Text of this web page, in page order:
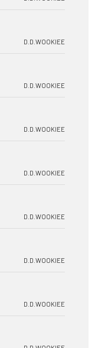
D.D.WOOKIEE
D.D.WOOKIEE
D.D.WOOKIEE
D.D.WOOKIEE
D.D.WOOKIEE
D.D.WOOKIEE
D.D.WOOKIEE